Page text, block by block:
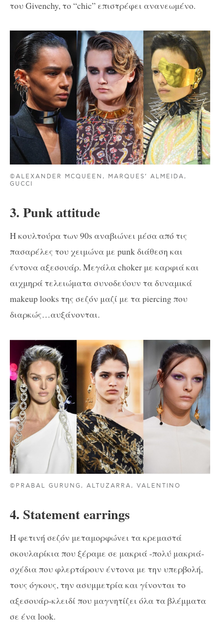
του Givenchy, το “chic” επιστρέφει ανανεωμένο.
©ALEXANDER MCQUEEN, MARQUES’ ALMEIDA,
GUCCI
3. Punk attitude
Η κουλτούρα των 90s αναβιώνει μέσα από τις
πασαρέλες του χειμώνα με punk διάθεση και
έντονα αξεσουάρ. Μεγάλα choker με καρφιά και
αιχμηρά τελειώματα συνοδεύουν τα δυναμικά
makeup looks της σεζόν μαζί με τα piercing που
διαρκώς…αυξάνονται.
©PRABAL GURUNG, ALTUZARRA, VALENTINO
4. Statement earrings
Η φετινή σεζόν μεταμορφώνει τα κρεμαστά
σκουλαρίκια που ξέραμε σε μακριά -πολύ μακριά-
σχέδια που φλερτάρουν έντονα με την υπερβολή,
τους όγκους, την ασυμμετρία και γίνονται το
αξεσουάρ-κλειδί που μαγνητίζει όλα τα βλέμματα
σε ένα look.